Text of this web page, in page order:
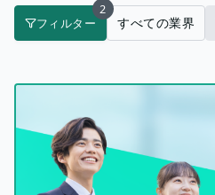
フィルター
2
すべての業界